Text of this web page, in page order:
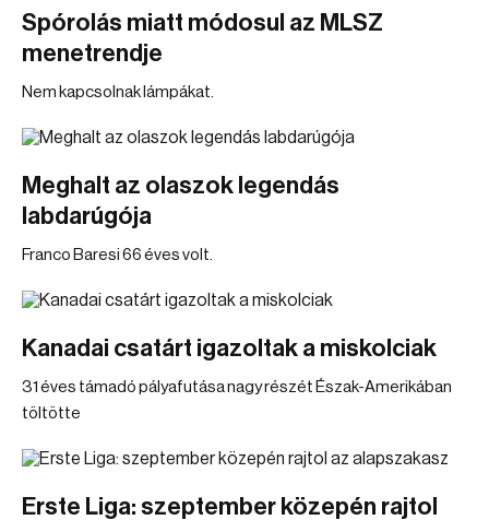
Spórolás miatt módosul az MLSZ
menetrendje
Nem kapcsolnak lámpákat.
Meghalt az olaszok legendás
labdarúgója
Franco Baresi 66 éves volt.
Kanadai csatárt igazoltak a miskolciak
31 éves támadó pályafutása nagy részét Észak-Amerikában
töltötte
Erste Liga: szeptember közepén rajtol